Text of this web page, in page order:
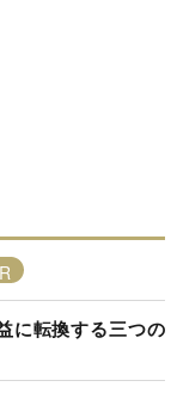
に転換する三つの